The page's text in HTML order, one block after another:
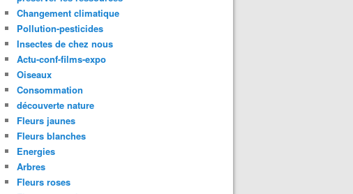
Changement climatique
Pollution-pesticides
Insectes de chez nous
Actu-conf-films-expo
Oiseaux
Consommation
découverte nature
Fleurs jaunes
Fleurs blanches
Energies
Arbres
Fleurs roses